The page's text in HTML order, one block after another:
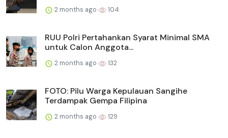
2 months ago 104
RUU Polri Pertahankan Syarat Minimal SMA
untuk Calon Anggota...
2 months ago 132
FOTO: Pilu Warga Kepulauan Sangihe
Terdampak Gempa Filipina
2 months ago 129